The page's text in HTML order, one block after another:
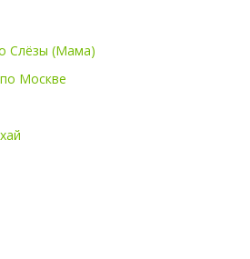
Слёзы (Мама)
Москве